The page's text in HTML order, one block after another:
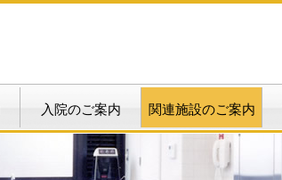
入院のご案内 関連施設のご案内